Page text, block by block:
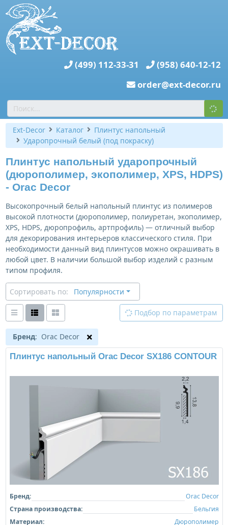
(499) 112-33-31
(958) 640-12-12
order@ext-decor.ru
Ext-Decor Каталог
Плинтус напольный
Ударопрочный белый (под покраску)
Плинтус напольный ударопрочный
(дюрополимер, экополимер, XPS, HDPS)
- Orac Decor
Высокопрочный белый напольный плинтус из полимеров
высокой плотности (дюрополимер, полиуретан, экополимер,
XPS, HDPS, дюропрофиль, артпрофиль) — отличный выбор
для декорирования интерьеров классического стиля. При
необходимости данный вид плинтусов можно окрашивать в
любой цвет. В наличии большой выбор изделий с разным
типом профиля.
Сортировать по: Популярности
Подбор по параметрам
Бренд: Orac Decor
Плинтус напольный Orac Decor SX186 CONTOUR
Бренд:
Orac Decor
Страна производства:
Бельгия
Материал:
Дюрополимер